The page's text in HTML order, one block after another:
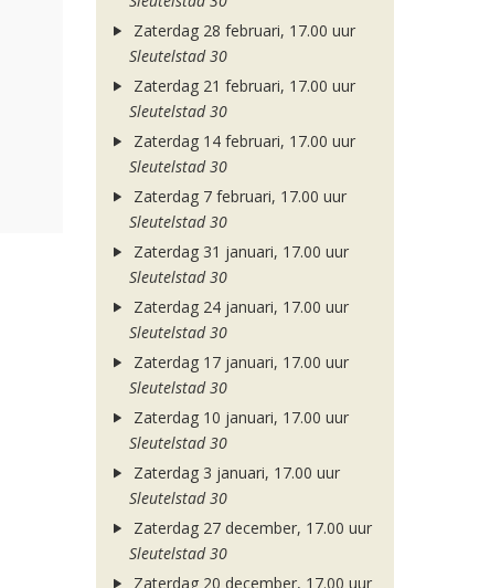
Zaterdag 28 februari, 17.00 uur
Sleutelstad 30
Zaterdag 21 februari, 17.00 uur
Sleutelstad 30
Zaterdag 14 februari, 17.00 uur
Sleutelstad 30
Zaterdag 7 februari, 17.00 uur
Sleutelstad 30
Zaterdag 31 januari, 17.00 uur
Sleutelstad 30
Zaterdag 24 januari, 17.00 uur
Sleutelstad 30
Zaterdag 17 januari, 17.00 uur
Sleutelstad 30
Zaterdag 10 januari, 17.00 uur
Sleutelstad 30
Zaterdag 3 januari, 17.00 uur
Sleutelstad 30
Zaterdag 27 december, 17.00 uur
Sleutelstad 30
Zaterdag 20 december, 17.00 uur